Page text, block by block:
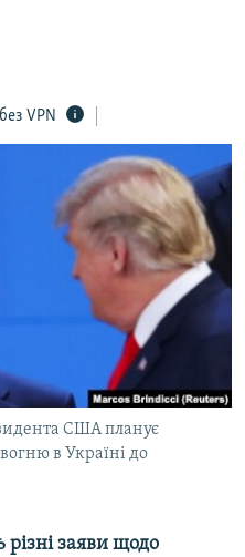
VPN
США планує
в Україні до
заяви щодо